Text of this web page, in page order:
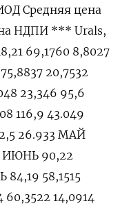
Средняя цена
НДПИ *** Urals,
69,1760 8,8027
20,7532
23,346 95,6
116,9 43.049
26.933 МАЙ
ИЮНЬ 90,22
58,1515
60,3522 14,0914